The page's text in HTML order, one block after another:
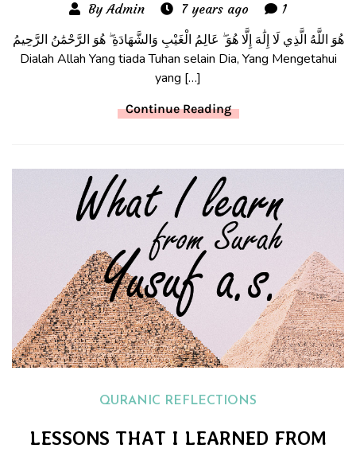
By Admin 7 years ago 1
هُوَ اللَّهُ الَّذِي لَا إِلَٰهَ إِلَّا هُوَ ۖ عَالِمُ الْغَيْبِ وَالشَّهَادَةِ ۖ هُوَ الرَّحْمَٰنُ الرَّحِيمُ
Dialah Allah Yang tiada Tuhan selain Dia, Yang Mengetahui
yang […]
Continue Reading
QURANIC REFLECTIONS
LESSONS THAT I LEARNED FROM